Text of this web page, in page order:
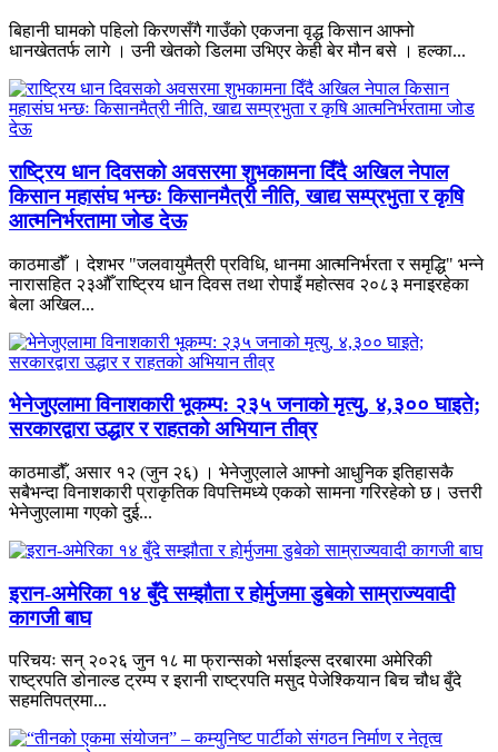
बिहानी घामको पहिलो किरणसँगै गाउँको एकजना वृद्ध किसान आफ्नो
धानखेततर्फ लागे । उनी खेतको डिलमा उभिएर केही बेर मौन बसे । हल्का...
राष्ट्रिय धान दिवसको अवसरमा शुभकामना दिँदै अखिल नेपाल
किसान महासंघ भन्छः किसानमैत्री नीति, खाद्य सम्प्रभुता र कृषि
आत्मनिर्भरतामा जोड देऊ
काठमाडौँ । देशभर "जलवायुमैत्री प्रविधि, धानमा आत्मनिर्भरता र समृद्धि" भन्ने
नारासहित २३औँ राष्ट्रिय धान दिवस तथा रोपाइँ महोत्सव २०८३ मनाइरहेका
बेला अखिल...
भेनेजुएलामा विनाशकारी भूकम्प: २३५ जनाको मृत्यु, ४,३०० घाइते;
सरकारद्वारा उद्धार र राहतको अभियान तीव्र
काठमाडौँ, असार १२ (जुन २६) । भेनेजुएलाले आफ्नो आधुनिक इतिहासकै
सबैभन्दा विनाशकारी प्राकृतिक विपत्तिमध्ये एकको सामना गरिरहेको छ। उत्तरी
भेनेजुएलामा गएको दुई...
इरान-अमेरिका १४ बुँदे सम्झौता र होर्मुजमा डुबेको साम्राज्यवादी
कागजी बाघ
परिचयः सन् २०२६ जुन १८ मा फ्रान्सको भर्साइल्स दरबारमा अमेरिकी
राष्ट्रपति डोनाल्ड ट्रम्प र इरानी राष्ट्रपति मसुद पेजेश्कियान बिच चौध बुँदे
सहमतिपत्रमा...